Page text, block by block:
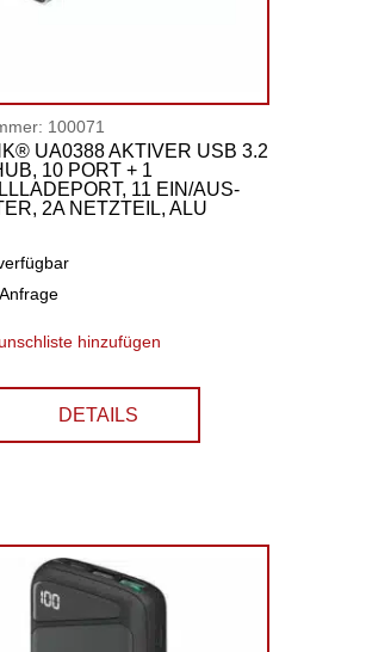
100071
UA0388 AKTIVER USB 3.2
10 PORT + 1
11 EIN/AUS-
2A NETZTEIL, ALU
hinzufügen
DETAILS